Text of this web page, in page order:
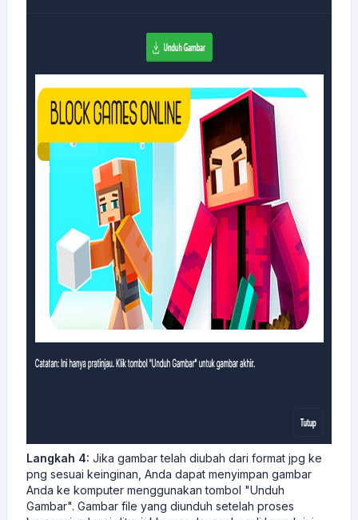
Langkah 4: Jika gambar telah diubah dari format jpg ke
png sesuai keinginan, Anda dapat menyimpan gambar
Anda ke komputer menggunakan tombol "Unduh
Gambar". Gambar file yang diunduh setelah proses